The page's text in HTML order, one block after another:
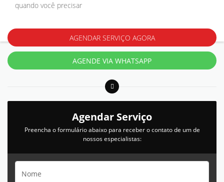
quando você precisar
AGENDAR SERVIÇO AGORA
AGENDE VIA WHATSAPP
Agendar Serviço
Preencha o formulário abaixo para receber o contato de um de
nossos especialistas: